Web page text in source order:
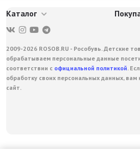
Каталог
2009-2026 ROSOB.RU - Рособувь. Детские
обрабатываем персональные данные
соответствии с официальной политикой.
обработку своих персональных данных,
сайт.